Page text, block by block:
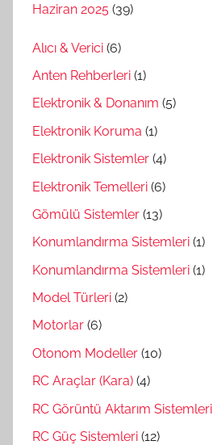
Haziran 2025 (39)
Alıcı & Verici (6)
Anten Rehberleri (1)
Elektronik & Donanım (5)
Elektronik Koruma (1)
Elektronik Sistemler (4)
Elektronik Temelleri (6)
Gömülü Sistemler (13)
Konumlandırma Sistemleri (1)
Konumlandırma Sistemleri (1)
Model Türleri (2)
Motorlar (6)
Otonom Modeller (10)
RC Araçlar (Kara) (4)
RC Görüntü Aktarım Sistemleri
RC Güç Sistemleri (12)